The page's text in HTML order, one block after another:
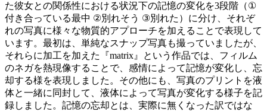
た彼女との関係性における状況下の記憶の変化を3段階（①
付き合っている最中 ②別れそう ③別れた）に分け、それぞ
れの写真に様々な物質的アプローチを加えることで表現して
います。最初は、単純なスナップ写真も撮っていましたが、
それらに加工を加えた『matrix 』という作品では、フィルム
のネガを熱現像することで、感情によって記憶が変化し、忘
却する様を表現しました。その他にも、写真のプリントを液
体と一緒に同封して、液体によって写真が変化する様子を記
録しました。記憶の忘却とは、実際に無くなった訳ではな